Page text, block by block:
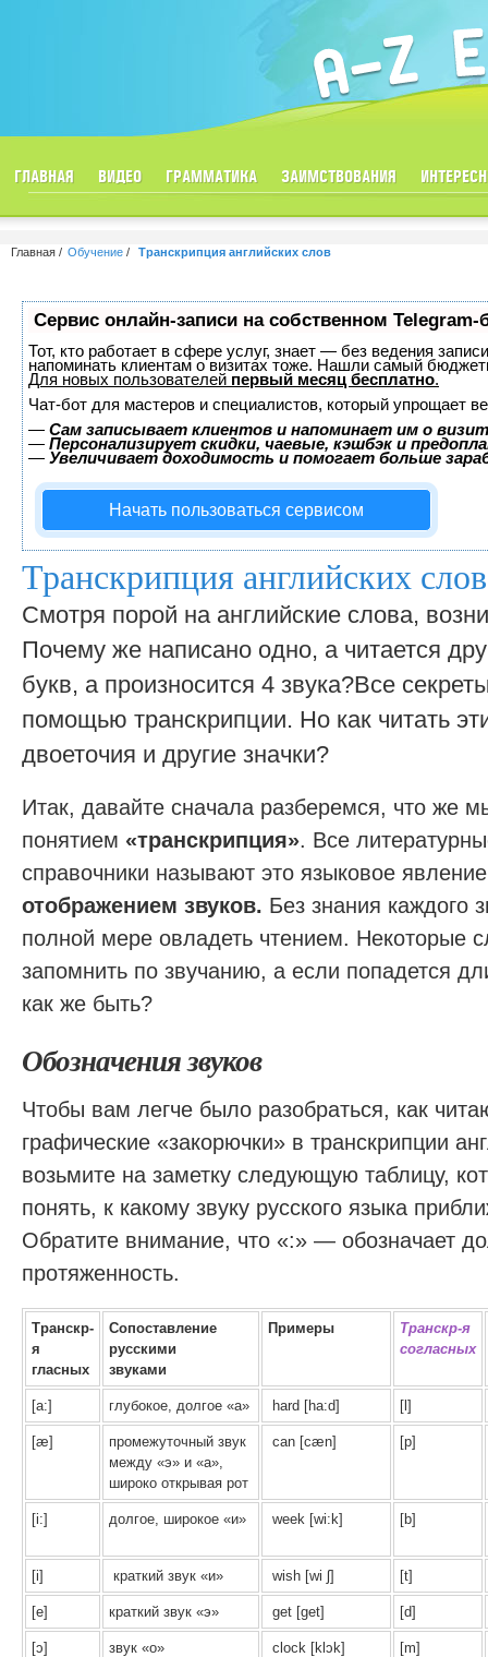
ГЛАВНАЯ ВИДЕО ГРАММАТИКА ЗАИМСТВОВАНИЯ
Главная Обучение Транскрипция английских слов
Сервис онлайн-записи на собственном Telegram-
Тот, кто работает в сфере услуг, знает — без ведения
напоминать клиентам о визитах тоже. Нашли самый
Для новых пользователей первый месяц бесплатно.
Чат-бот для мастеров и специалистов, который упрощает
— Сам записывает клиентов и напоминает им о
— Персонализирует скидки, чаевые, кэшбэк и
— Увеличивает доходимость и помогает больше
Начать пользоваться сервисом
Транскрипция английских слов
Смотря порой на английские слова,
Почему же написано одно, а читается
букв, а произносится 4 звука?Все
помощью транскрипции. Но как читать
двоеточия и другие значки?
Итак, давайте сначала разберемся, что же
понятием «транскрипция». Все
справочники называют это языковое
отображением звуков. Без знания каждого
полной мере овладеть чтением. Некоторые
запомнить по звучанию, а если попадется
как же быть?
Обозначения звуков
Чтобы вам легче было разобраться, как
графические «закорючки» в транскрипции
возьмите на заметку следующую таблицу,
понять, к какому звуку русского языка
Обратите внимание, что «:» — обозначает
протяженность.
Транскр-
я
гласных
Сопоставление
русскими
звуками
Примеры
Транскр-я
согласных
[a:] глубокое, долгое «а» hard [ha:d] [l]
[æ]
промежуточный звук
между «э» и «а»,
широко открывая рот
can [cæn] [p]
[i:] долгое, широкое «и» week [wi:k] [b]
[i] краткий звук «и» wish [wi ʃ] [t]
[e] краткий звук «э» get [get] [d]
[ɔ] звук «о» clock [klɔk] [m]